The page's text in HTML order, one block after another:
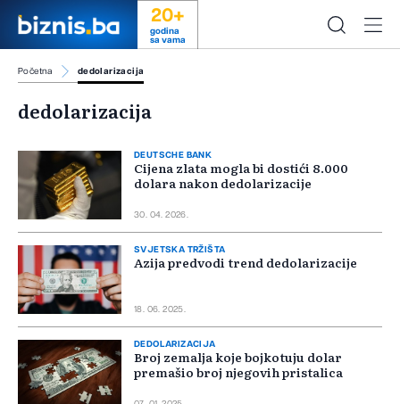
20+
godina
sa vama
Početna dedolarizacija
dedolarizacija
DEUTSCHE BANK
Cijena zlata mogla bi dostići 8.000
dolara nakon dedolarizacije
30. 04. 2026.
SVJETSKA TRŽIŠTA
Azija predvodi trend dedolarizacije
18. 06. 2025.
DEDOLARIZACIJA
Broj zemalja koje bojkotuju dolar
premašio broj njegovih pristalica